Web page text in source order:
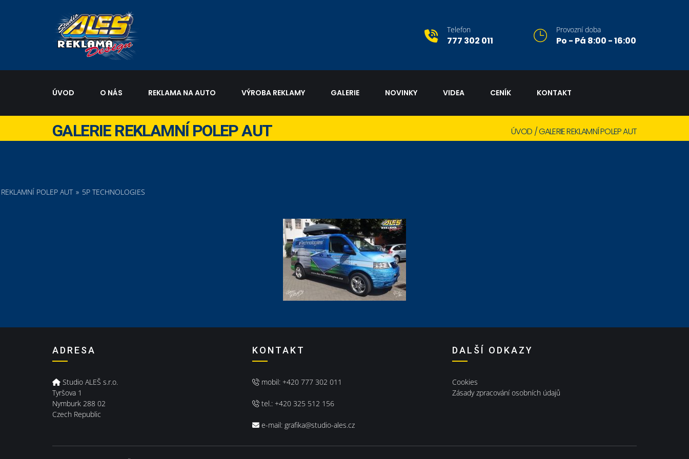
Telefon
777 302 011
Provozní doba
Po - Pá 8:00 - 16:00
ÚVOD O NÁS REKLAMA NA AUTO VÝROBA REKLAMY GALERIE NOVINKY VIDEA CENÍK KONTAKT
GALERIE REKLAMNÍ POLEP AUT ÚVOD GALERIE REKLAMNÍ POLEP AUT
REKLAMNÍ POLEP AUT » 5P TECHNOLOGIES
ADRESA
Studio ALEŠ s.r.o.
Tyršova 1
Nymburk 288 02
Czech Republic
KONTAKT
mobil: +420 777 302 011
tel.: +420 325 512 156
e-mail: grafika@studio-ales.cz
DALŠÍ ODKAZY
Cookies
Zásady zpracování osobních údajů